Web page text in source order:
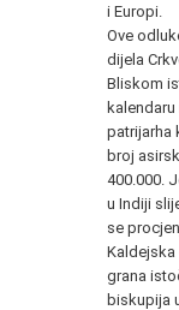
i Europi.
Ove
dijela
Bliskom
patrijarha
broj
400.000.
u Indiji
se
Kaldejska
grana
biskupija